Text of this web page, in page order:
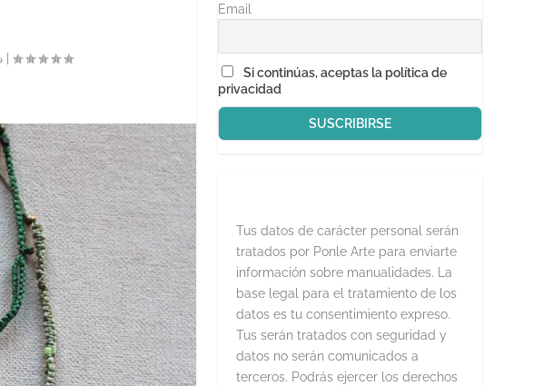
|
Email
Si continúas, aceptas la política de
privacidad
Tus datos de carácter personal serán
tratados por Ponle Arte para enviarte
información sobre manualidades. La
base legal para el tratamiento de los
datos es tu consentimiento expreso.
Tus serán tratados con seguridad y
datos no serán comunicados a
terceros. Podrás ejercer los derechos